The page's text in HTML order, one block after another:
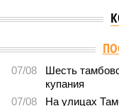
07/08
Шесть
купания
07/08
На улицах